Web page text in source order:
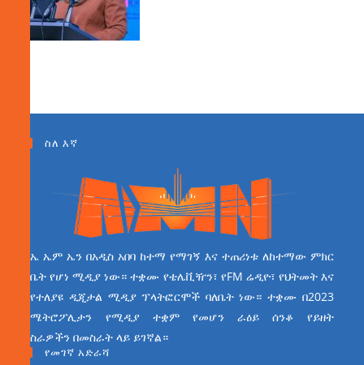
ስለ እኛ
ኤ ኤም ኤን በአዲስ አበባ ከተማ የማገኝ እና ተጠሪነቱ ለከተማው ምክር
ቤት የሆነ ሚዲያ ነው። ተቋሙ የቴሌቪዥን፣ የFM ሬዲዮ፣ የህትመት እና
የተለያዩ ዲጂታል ሚዲያ ፕላትፎርሞች ባለቤት ነው። ተቋሙ በ2023
ሜትሮፖሊታን የሚዲያ ተቋም የመሆን ራዕይ ሰንቆ የይዘት
ስራዎችን በመስራት ላይ ይገኛል።
የመገኛ አድራሻ